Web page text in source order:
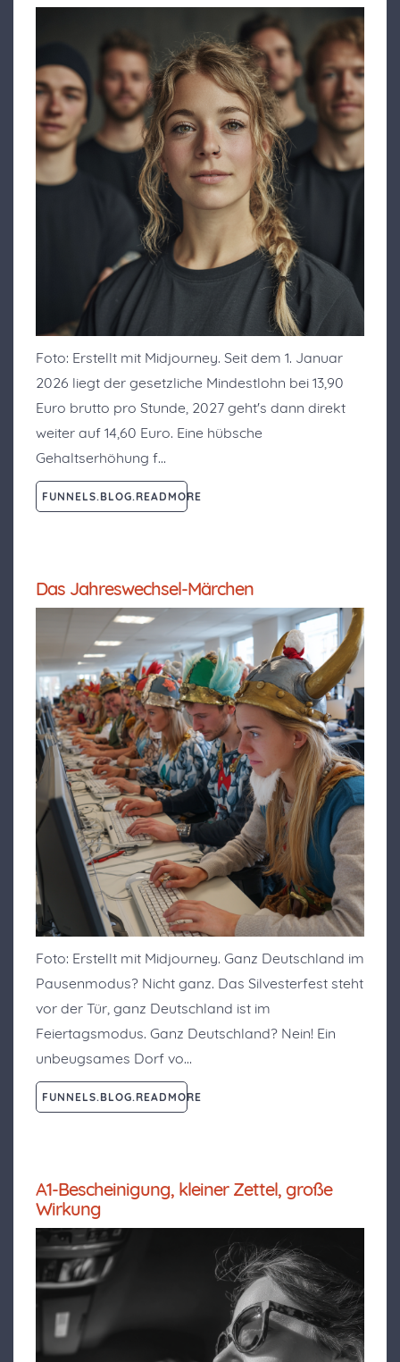
Foto: Erstellt mit Midjourney. Seit dem 1. Januar
2026 liegt der gesetzliche Mindestlohn bei 13,90
Euro brutto pro Stunde, 2027 geht's dann direkt
weiter auf 14,60 Euro. Eine hübsche
Gehaltserhöhung f…
FUNNELS.BLOG.READMORE
Das Jahreswechsel-Märchen
Foto: Erstellt mit Midjourney. Ganz Deutschland im
Pausenmodus? Nicht ganz. Das Silvesterfest steht
vor der Tür, ganz Deutschland ist im
Feiertagsmodus. Ganz Deutschland? Nein! Ein
unbeugsames Dorf vo…
FUNNELS.BLOG.READMORE
A1-Bescheinigung, kleiner Zettel, große
Wirkung